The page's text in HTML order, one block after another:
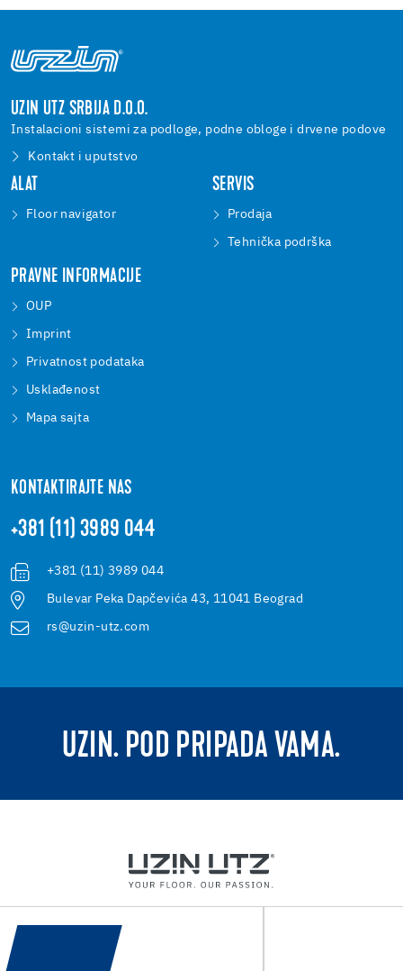
UZIN UTZ SRBIJA D.O.O.
Instalacioni sistemi za podloge, podne obloge i drvene podove
Kontakt i uputstvo
ALAT
Floor navigator
SERVIS
Prodaja
Tehnička podrška
PRAVNE INFORMACIJE
OUP
Imprint
Privatnost podataka
Usklađenost
Mapa sajta
KONTAKTIRAJTE NAS
+381 (11) 3989 044
+381 (11) 3989 044
Bulevar Peka Dapčevića 43, 11041 Beograd
rs@uzin-utz.com
UZIN. POD PRIPADA VAMA.